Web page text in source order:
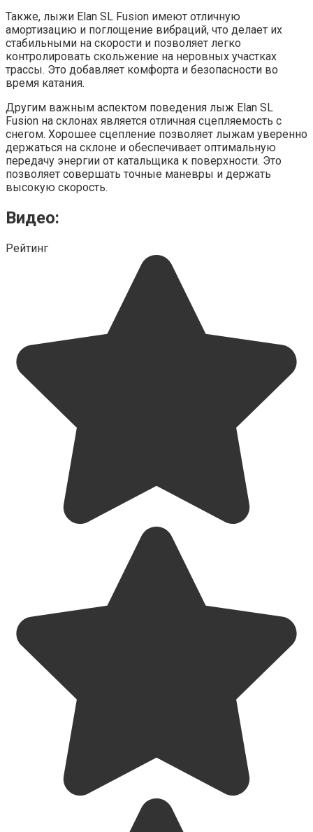
Также, лыжи Elan SL Fusion имеют отличную
амортизацию и поглощение вибраций, что делает их
стабильными на скорости и позволяет легко
контролировать скольжение на неровных участках
трассы. Это добавляет комфорта и безопасности во
время катания.
Другим важным аспектом поведения лыж Elan SL
Fusion на склонах является отличная сцепляемость с
снегом. Хорошее сцепление позволяет лыжам уверенно
держаться на склоне и обеспечивает оптимальную
передачу энергии от катальщика к поверхности. Это
позволяет совершать точные маневры и держать
высокую скорость.
Видео:
Рейтинг